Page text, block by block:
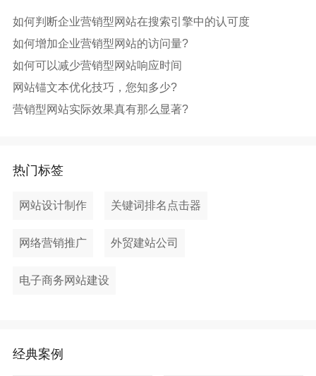
如何判断企业营销型网站在搜索引擎中的认可度
如何增加企业营销型网站的访问量?
如何可以减少营销型网站响应时间
网站锚文本优化技巧，您知多少?
营销型网站实际效果真有那么显著?
热门标签
网站设计制作 关键词排名点击器
网络营销推广 外贸建站公司
电子商务网站建设
经典案例